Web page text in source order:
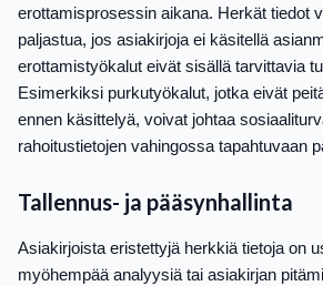
erottamisprosessin aikana. Herkät tiedot
paljastua, jos asiakirjoja ei käsitellä
erottamistyökalut eivät sisällä tarvittavia
Esimerkiksi purkutyökalut, jotka eivät
ennen käsittelyä, voivat johtaa
rahoitustietojen vahingossa tapahtuvaan
Tallennus- ja pääsynhallinta
Asiakirjoista eristettyjä herkkiä tietoja on
myöhempää analyysiä tai asiakirjan